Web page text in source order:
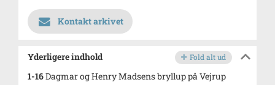
Kontakt arkivet
Yderligere indhold Fold alt ud
1-16Dagmar og Henry Madsens bryllup på Vejrup